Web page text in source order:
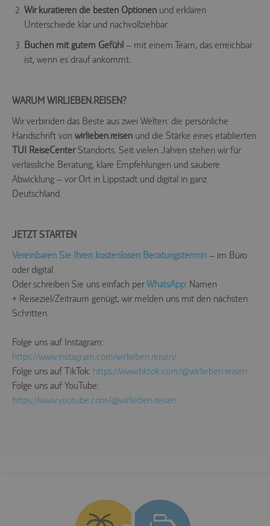
Wir kuratieren die besten Optionen und erklären
Unterschiede klar und nachvollziehbar.
Buchen mit gutem Gefühl – mit einem Team, das erreichbar
ist, wenn es drauf ankommt.
WARUM WIRLIEBEN.REISEN?
Wir verbinden das Beste aus zwei Welten: die persönliche
Handschrift von wirlieben.reisen und die Stärke eines etablierten
TUI ReiseCenterStandorts. Seit vielen Jahren stehen wir für
verlässliche Beratung, klare Empfehlungen und saubere
Abwicklung – vor Ort in Lippstadt und digital in ganz
Deutschland.
JETZT STARTEN
Vereinbaren Sie Ihren kostenlosen Beratungstermin – im Büro
oder digital.
Oder schreiben Sie uns einfach perWhatsApp: Namen
+ Reiseziel/Zeitraum genügt, wir melden uns mit den nächsten
Schritten.
Folge uns auf Instagram:
https://www.instagram.com/wirlieben.reisen/
Folge uns auf TikTok: https://www.tiktok.com/@wirlieben.reisen
Folge uns auf YouTube:
https://www.youtube.com/@wirlieben.reisen